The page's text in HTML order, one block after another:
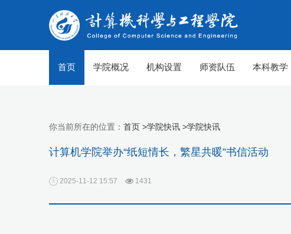
首页 学院概况 机构设置 师资队伍 本科教学
你当前所在的位置： 首页 >学院快讯 >学院快讯
计算机学院举办“纸短情长，繁星共暖”书信活动
2025-11-12 15:57 1431